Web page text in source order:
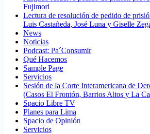
Fujimori
Lectura de resolución de pedido de
Luis Castañeda, José Luna y Giselle
News
Noticias
Podcast: Pa´Consumir
Qué Hacemos
Sample Page
Servicios
Sesión de la Corte Interamericana de
(Casos El Frontón, Barrios Altos y La
Spacio Libre TV
Planes para Lima
Spacio de Opinión
Servicios